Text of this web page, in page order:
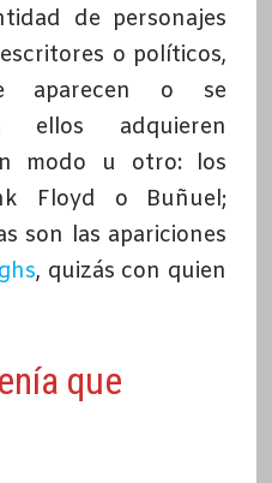
de personajes
o políticos,
aparecen o se
ellos adquieren
modo u otro: los
Floyd o Buñuel;
son las apariciones
, quizás con quien
que